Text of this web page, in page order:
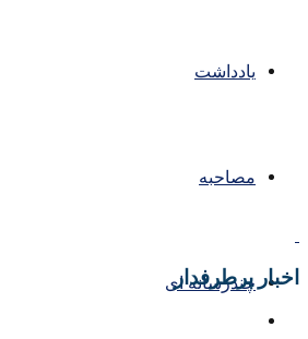
یادداشت
مصاحبه
چندرسانه ای
اخبار پرطرفدار